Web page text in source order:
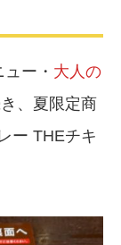
ー・ 大人の
、夏限定商
ー THEチキ